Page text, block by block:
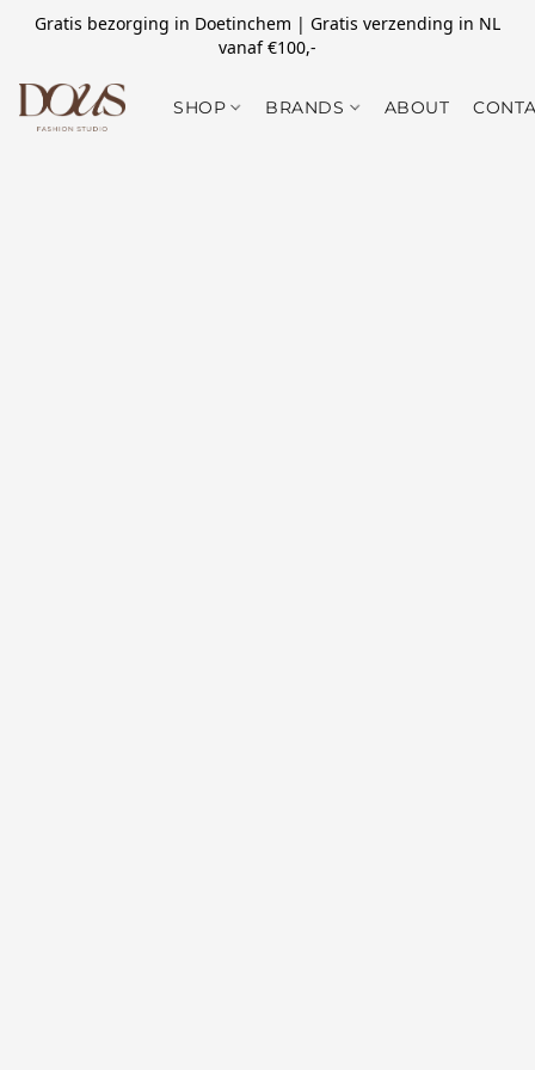
Gratis bezorging in Doetinchem | Gratis verzending in NL
vanaf €100,-
SHOP BRANDS ABOUT